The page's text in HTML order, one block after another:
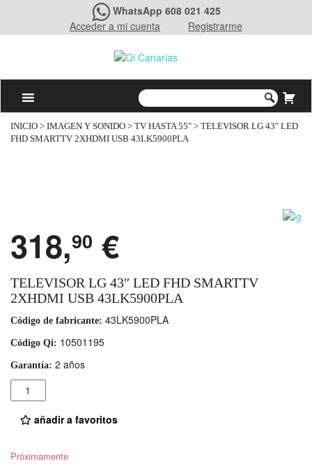
WhatsApp 608 021 425
Acceder a mi cuenta
Registrarme
INICIO > IMAGEN Y SONIDO > TV HASTA 55" > TELEVISOR LG 43″ LED
FHD SMARTTV 2XHDMI USB 43LK5900PLA
318,90 €
TELEVISOR LG 43″ LED FHD SMARTTV
2XHDMI USB 43LK5900PLA
Código de fabricante: 43LK5900PLA
Código Qi: 10501195
Garantía: 2 años
Cantidad
añadir a favoritos
Próximamente